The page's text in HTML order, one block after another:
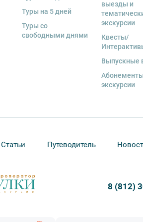
Туры на 5 дней
Туры со
свободными днями
выезды и
экскурсии
Квесты/
Выпускные
экскурсии
Статьи Путеводитель
8 (812)